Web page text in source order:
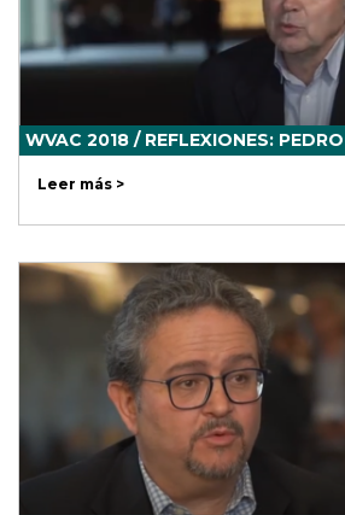
WVAC 2018 / REFLEXIONES:
Leer más >